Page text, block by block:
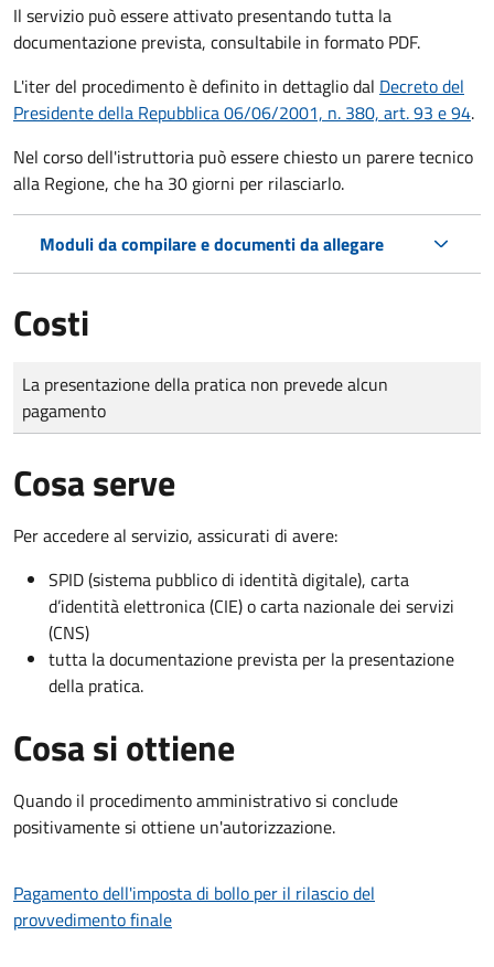
Il servizio può essere attivato presentando tutta la
documentazione prevista, consultabile in formato PDF.
L'iter del procedimento è definito in dettaglio dal Decreto del
Presidente della Repubblica 06/06/2001, n. 380, art. 93 e 94.
Nel corso dell'istruttoria può essere chiesto un parere tecnico
alla Regione, che ha 30 giorni per rilasciarlo.
Moduli da compilare e documenti da allegare
Costi
Tipo di pagamento
Importo
La presentazione della pratica non prevede alcun
pagamento
Cosa serve
Per accedere al servizio, assicurati di avere:
SPID (sistema pubblico di identità digitale), carta
d’identità elettronica (CIE) o carta nazionale dei servizi
(CNS)
tutta la documentazione prevista per la presentazione
della pratica.
Cosa si ottiene
Quando il procedimento amministrativo si conclude
positivamente si ottiene un'autorizzazione.
Pagamento dell'imposta di bollo per il rilascio del
provvedimento finale